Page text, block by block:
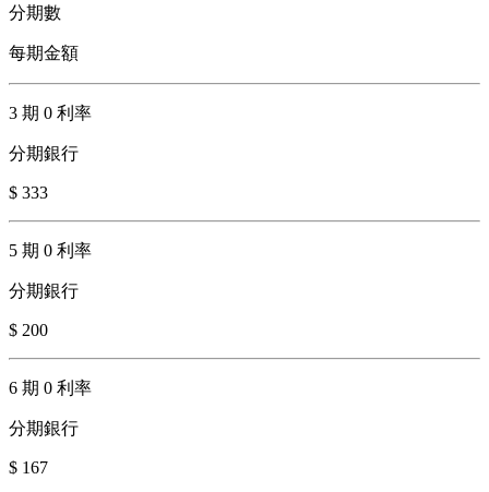
分期數
每期金額
3 期 0 利率
分期銀行
$ 333
5 期 0 利率
分期銀行
$ 200
6 期 0 利率
分期銀行
$ 167